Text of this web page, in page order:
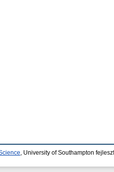
, University of Southampton